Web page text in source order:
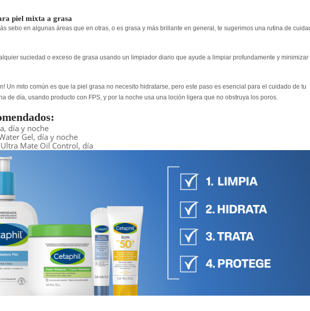
piel mixta a grasa
sebo en algunas áreas que en otras, o es grasa y más brillante en general, te sugerimos una rutina de
suciedad o exceso de grasa usando un limpiador diario que ayude a limpiar profundamente y minimizar
Un mito común es que la piel grasa no necesito hidratarse, pero este paso es esencial para el cuidado de tu
de día, usando producto con FPS, y por la noche usa una loción ligera que no obstruya los poros.
día y noche
Gel, día y noche
Mate Oil Control, día